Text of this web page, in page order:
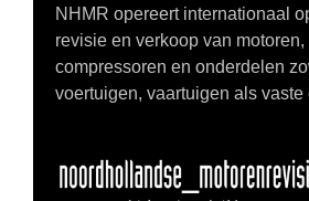
NHMR opereert internationaal
revisie en verkoop van motoren,
compressoren en onderdelen
voertuigen, vaartuigen als vaste